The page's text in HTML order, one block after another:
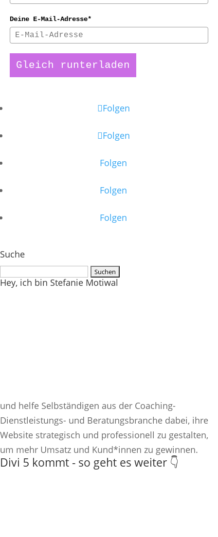
Deine E-Mail-Adresse*
Gleich runterladen
Folgen
Folgen
Folgen
Folgen
Folgen
Suche
Suchen
nach:
Hey, ich bin Stefanie Motiwal
und helfe Selbständigen aus der Coaching-
Dienstleistungs- und Beratungsbranche dabei, ihre
Website strategisch und professionell zu gestalten,
um mehr Umsatz und Kund*innen zu gewinnen.
Divi 5 kommt - so geht es weiter 👇